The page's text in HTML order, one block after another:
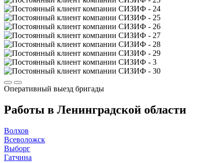
Оперативный выезд бригады
Работы в Ленинградской области
Волхов
Всеволожск
Выборг
Гатчина